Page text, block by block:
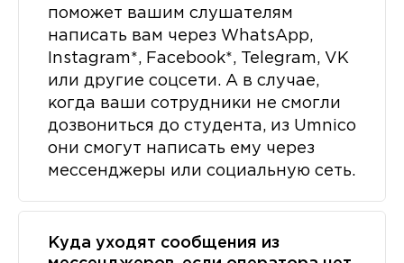
поможет вашим слушателям
написать вам через WhatsApp,
Instagram*, Facebook*, Telegram, VK
или другие соцсети. А в случае,
когда ваши сотрудники не смогли
дозвониться до студента, из Umnico
они смогут написать ему через
мессенджеры или социальную сеть.
Куда уходят сообщения из